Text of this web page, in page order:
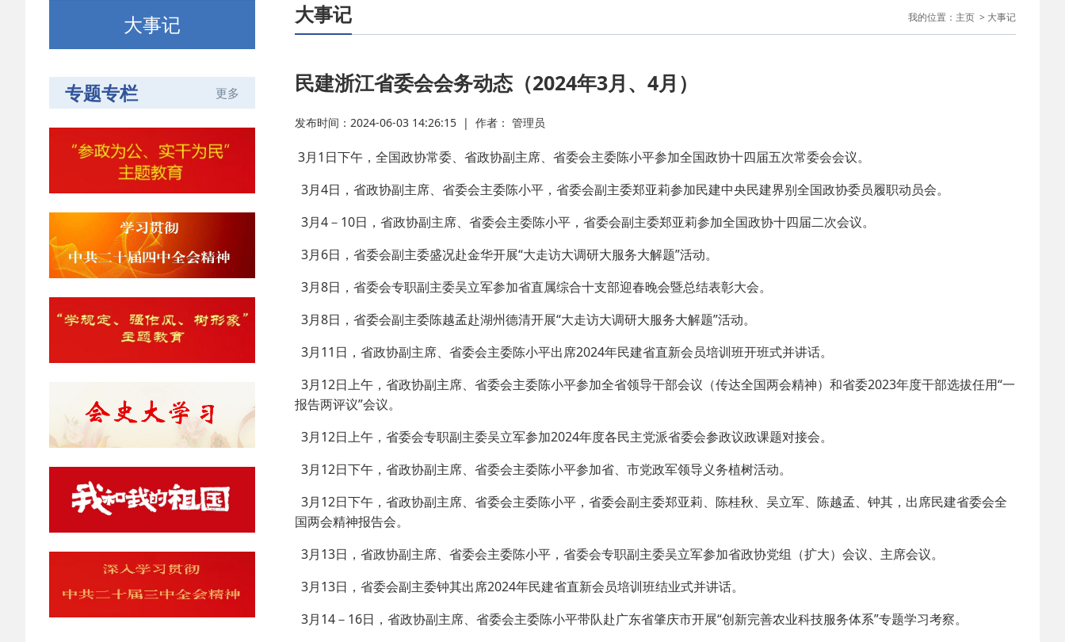
· 民建北仑六支部…
· 中国民主建国会…
· 中国民主建国会…
· 民主党派整体智…
· 民建省委会民主… 2025-04-10
· 中国民主建国会…
大事记
专题专栏 更多
大事记 我的位置： 主页 > 大事记
民建浙江省委会会务动态（2024年3月、4月）
发布时间：2024-06-03 14:26:15 | 作者： 管理员
3月1日下午，全国政协常委、省政协副主席、省委会主委陈小平参加全国政协十四届五次常委会会议。
3月4日，省政协副主席、省委会主委陈小平，省委会副主委郑亚莉参加民建中央民建界别全国政协委员履职动员会。
3月4－10日，省政协副主席、省委会主委陈小平，省委会副主委郑亚莉参加全国政协十四届二次会议。
3月6日，省委会副主委盛况赴金华开展“大走访大调研大服务大解题”活动。
3月8日，省委会专职副主委吴立军参加省直属综合十支部迎春晚会暨总结表彰大会。
3月8日，省委会副主委陈越孟赴湖州德清开展“大走访大调研大服务大解题”活动。
3月11日，省政协副主席、省委会主委陈小平出席2024年民建省直新会员培训班开班式并讲话。
3月12日上午，省政协副主席、省委会主委陈小平参加全省领导干部会议（传达全国两会精神）和省委2023年度干部选拔任用“一
报告两评议”会议。
3月12日上午，省委会专职副主委吴立军参加2024年度各民主党派省委会参政议政课题对接会。
3月12日下午，省政协副主席、省委会主委陈小平参加省、市党政军领导义务植树活动。
3月12日下午，省政协副主席、省委会主委陈小平，省委会副主委郑亚莉、陈桂秋、吴立军、陈越孟、钟其，出席民建省委会全
国两会精神报告会。
3月13日，省政协副主席、省委会主委陈小平，省委会专职副主委吴立军参加省政协党组（扩大）会议、主席会议。
3月13日，省委会副主委钟其出席2024年民建省直新会员培训班结业式并讲话。
3月14－16日，省政协副主席、省委会主委陈小平带队赴广东省肇庆市开展“创新完善农业科技服务体系”专题学习考察。